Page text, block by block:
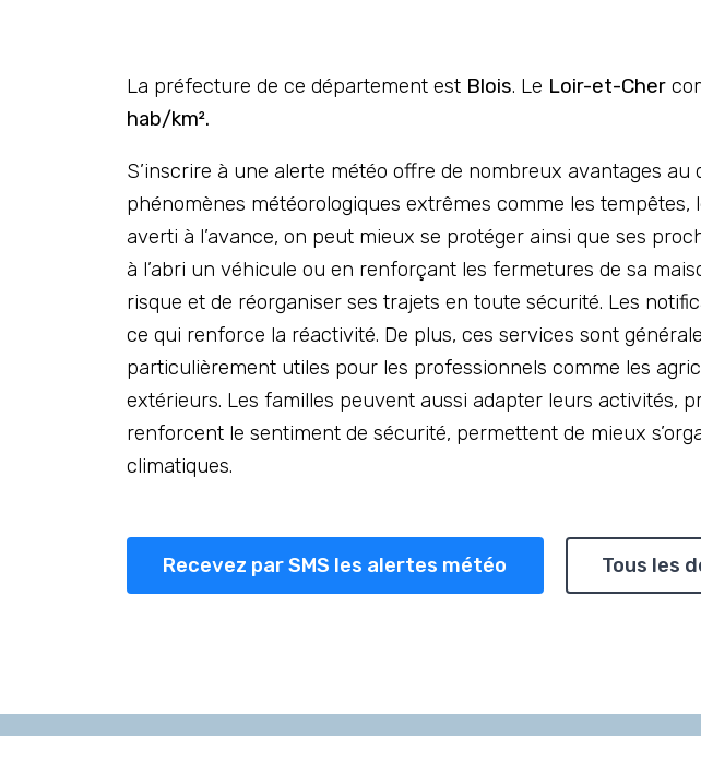
La préfecture de ce département estBlois. Le Loir-et-Cher
hab/km².
S’inscrire à une alerte météo offre de nombreux avantages
phénomènes météorologiques extrêmes comme les
averti à l’avance, on peut mieux se protéger ainsi que ses
à l’abri un véhicule ou en renforçant les fermetures de sa
risque et de réorganiser ses trajets en toute sécurité. Les
ce qui renforce la réactivité. De plus, ces services sont
particulièrement utiles pour les professionnels comme les
extérieurs. Les familles peuvent aussi adapter leurs activités,
renforcent le sentiment de sécurité, permettent de mieux
climatiques.
Recevez par SMS les alertes météo Tous les